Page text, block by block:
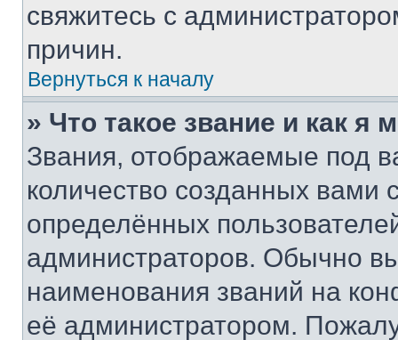
свяжитесь с
причин.
Вернуться к началу
» Что такое звание и как я
Звания, отображаемые под
количество созданных
определённых
администраторов. Обычно
наименования званий на
её администратором.